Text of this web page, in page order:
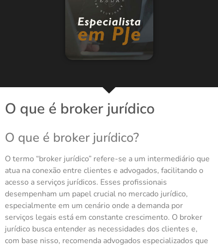
O que é broker jurídico
O que é broker jurídico?
O termo “broker jurídico” refere-se a um intermediário que
atua na conexão entre clientes e advogados, facilitando o
acesso a serviços jurídicos. Esses profissionais
desempenham um papel crucial no mercado jurídico,
especialmente em um cenário onde a demanda por
serviços legais está em constante crescimento. O broker
jurídico busca entender as necessidades dos clientes e,
com base nisso, recomenda advogados especializados que